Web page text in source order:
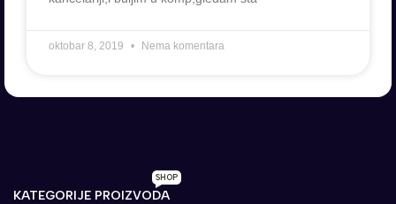
oktobar 8, 2019 Nema komentara
KATEGORIJE PROIZVODA
SHOP